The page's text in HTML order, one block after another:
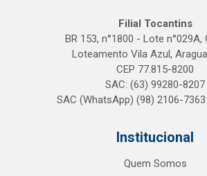
Filial Tocantins
BR 153, n°1800 - Lote n°029A,
Loteamento Vila Azul,
CEP 77.815-8200
SAC: (63) 99280-8207
SAC (WhatsApp) (98) 2106-
Institucional
Quem Somos